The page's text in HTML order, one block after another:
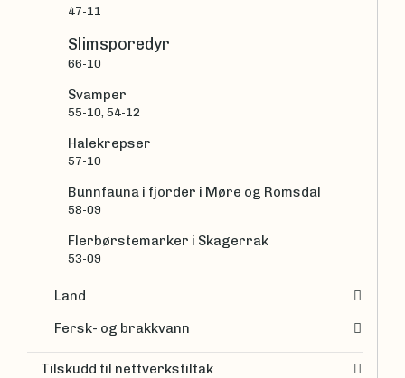
47-11
Slimsporedyr
66-10
Svamper
55-10, 54-12
Halekrepser
57-10
Bunnfauna i fjorder i Møre og Romsdal
58-09
Flerbørstemarker i Skagerrak
53-09
Land
Fersk- og brakkvann
Tilskudd til nettverkstiltak